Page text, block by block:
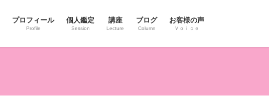
プロフィール
Profile
個人鑑定
Session
講座
Lecture
ブログ
Column
お客様の声
Ｖｏｉｃｅ